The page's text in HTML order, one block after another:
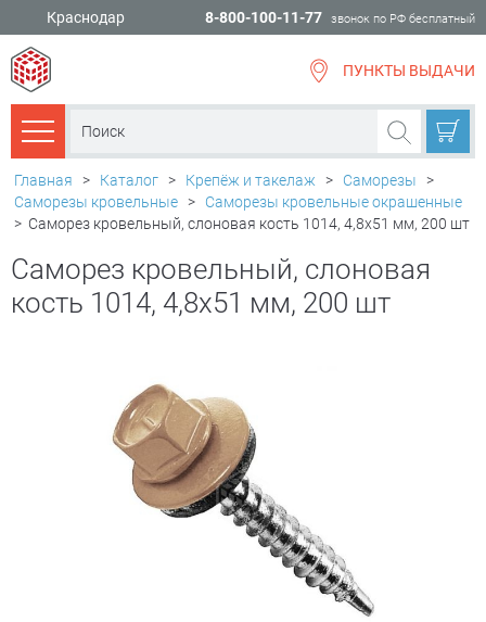
Краснодар 8-800-100-11-77 звонок по РФ бесплатный
ПУНКТЫ ВЫДАЧИ
Каталог товаров
Главная > Каталог > Крепёж и такелаж > Саморезы
>
Саморезы кровельные >
Саморезы кровельные окрашенные
> Саморез кровельный, слоновая кость 1014, 4,8х51 мм, 200 шт
Саморез кровельный, слоновая
кость 1014, 4,8х51 мм, 200 шт